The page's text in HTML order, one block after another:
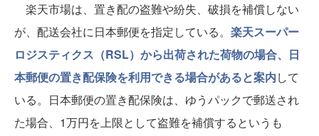
楽天市場は、置き配の盗難や紛失、破損を補償しない
が、配送会社に日本郵便を指定している。 楽天スーパー
ロジスティクス（RSL）から出荷された荷物の場合、日
本郵便の置き配保険を利用できる場合があると案内して
いる。日本郵便の置き配保険は、ゆうパックで郵送され
た場合、1万円を上限として盗難を補償するというも